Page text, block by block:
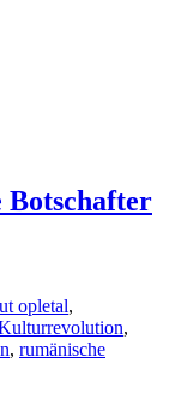
Botschafter
opletal,
,
, rumänische